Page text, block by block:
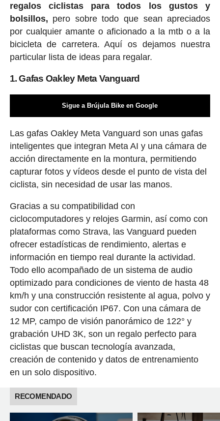
regalos ciclistas para todos los gustos y
bolsillos, pero sobre todo que sean apreciados
por cualquier amante o aficionado a la mtb o a la
bicicleta de carretera. Aquí os dejamos nuestra
particular lista de ideas para regalar.
1. Gafas Oakley Meta Vanguard
Sigue a Brújula Bike en Google
Las gafas Oakley Meta Vanguard son unas gafas
inteligentes que integran Meta AI y una cámara de
acción directamente en la montura, permitiendo
capturar fotos y vídeos desde el punto de vista del
ciclista, sin necesidad de usar las manos.
Gracias a su compatibilidad con
ciclocomputadores y relojes Garmin, así como con
plataformas como Strava, las Vanguard pueden
ofrecer estadísticas de rendimiento, alertas e
información en tiempo real durante la actividad.
Todo ello acompañado de un sistema de audio
optimizado para condiciones de viento de hasta 48
km/h y una construcción resistente al agua, polvo y
sudor con certificación IP67. Con una cámara de
12 MP, campo de visión panorámico de 122° y
grabación UHD 3K, son un regalo perfecto para
ciclistas que buscan tecnología avanzada,
creación de contenido y datos de entrenamiento
en un solo dispositivo.
RECOMENDADO